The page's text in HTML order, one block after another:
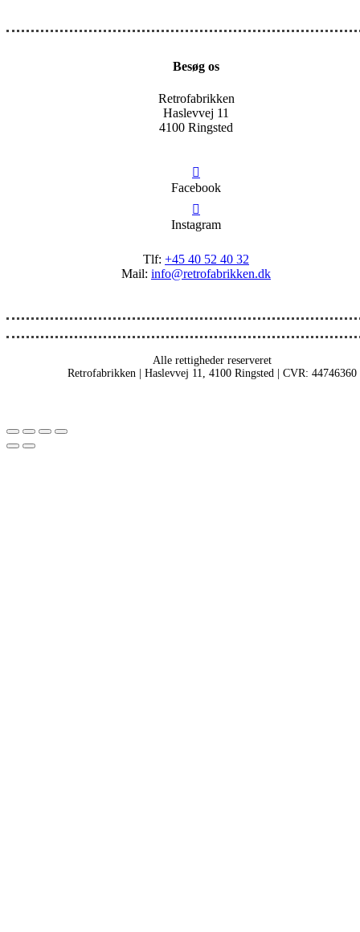
Besøg os
Retrofabrikken
Haslevvej 11
4100 Ringsted
Facebook
Instagram
Tlf: +45 40 52 40 32
Mail: info@retrofabrikken.dk
Alle rettigheder reserveret
Retrofabrikken | Haslevvej 11, 4100 Ringsted | CVR: 44746360